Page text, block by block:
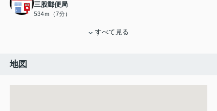
三股郵便局
534ｍ（7分）
すべて見る
地図